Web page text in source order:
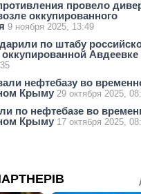
провело
оккупированного
9 ноября 2025, 13:49
по штабу
Авдеевке
нефтебазу во
Крыму 29 октября 2025,
по нефтебазе во
Крыму 17 октября 2025,